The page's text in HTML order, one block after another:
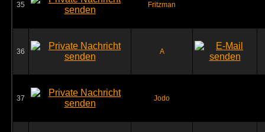
35 Fritzman
36 A
37 Jodo